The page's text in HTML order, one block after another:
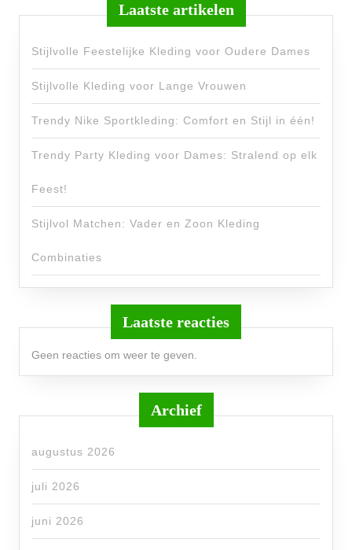
Laatste artikelen
Stijlvolle Feestelijke Kleding voor Oudere Dames
Stijlvolle Kleding voor Lange Vrouwen
Trendy Nike Sportkleding: Comfort en Stijl in één!
Trendy Party Kleding voor Dames: Stralend op elk
Feest!
Stijlvol Matchen: Vader en Zoon Kleding
Combinaties
Laatste reacties
Geen reacties om weer te geven.
Archief
augustus 2026
juli 2026
juni 2026